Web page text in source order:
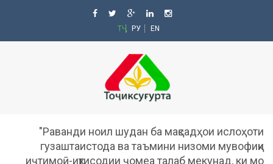
ТҶ РУ EN
"Раванди ноил шудан ба мақсадҳои ислоҳоти
гузаштаистода ва таъмини низоми мувофиқи
иҷтимоӣ-иқтисодии ҷомеа талаб мекунад, ки мо